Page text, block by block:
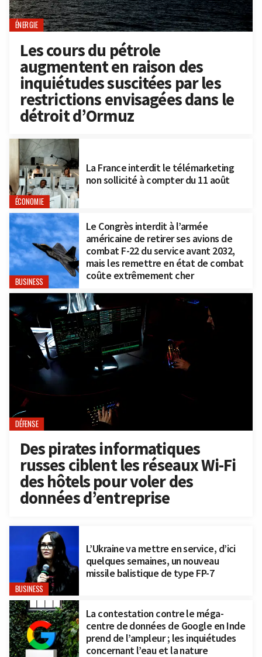
ÉNERGIE
Les cours du pétrole
augmentent en raison des
inquiétudes suscitées par les
restrictions envisagées dans le
détroit d’Ormuz
ÉCONOMIE
La France interdit le télémarketing
non sollicité à compter du 11 août
BUSINESS
Le Congrès interdit à l’armée
américaine de retirer ses avions de
combat F-22 du service avant 2032,
mais les remettre en état de combat
coûte extrêmement cher
DÉFENSE
Des pirates informatiques
russes ciblent les réseaux Wi-Fi
des hôtels pour voler des
données d’entreprise
BUSINESS
L’Ukraine va mettre en service, d’ici
quelques semaines, un nouveau
missile balistique de type FP-7
La contestation contre le méga-
centre de données de Google en Inde
prend de l’ampleur ; les inquiétudes
concernant l’eau et la nature